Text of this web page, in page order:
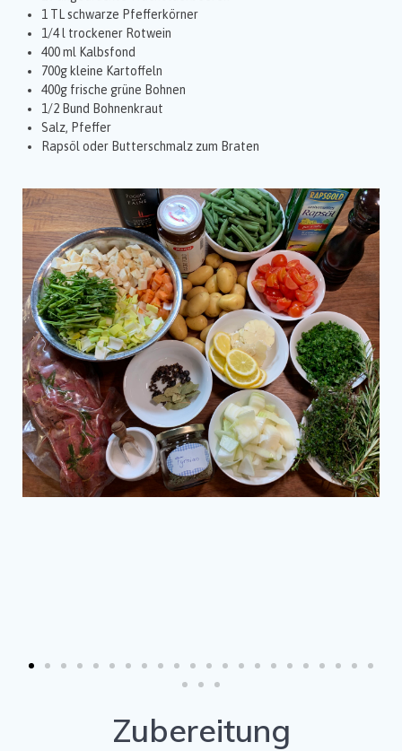
1 TL schwarze Pfefferkörner
1/4 l trockener Rotwein
400 ml Kalbsfond
700g kleine Kartoffeln
400g frische grüne Bohnen
1/2 Bund Bohnenkraut
Salz, Pfeffer
Rapsöl oder Butterschmalz zum Braten
Zubereitung